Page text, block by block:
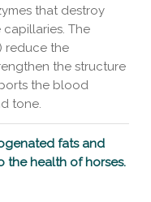
that destroy
The
reduce the
the structure
the blood
tone.
fats and
the health of horses.